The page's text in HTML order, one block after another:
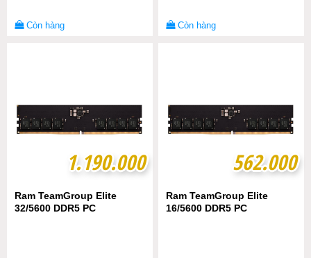
Còn hàng Còn hàng
1.190.000
1.190.000
Ram TeamGroup Elite
32/5600 DDR5 PC
562.000
562.000
Ram TeamGroup Elite
16/5600 DDR5 PC